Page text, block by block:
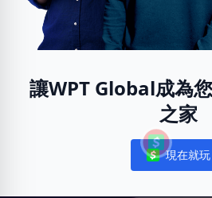
讓WPT Global成為
之家
Notifications
現在就玩